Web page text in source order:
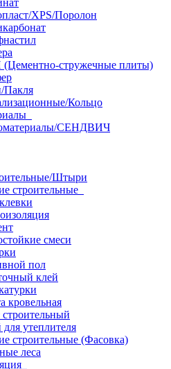
XPS/Поролон
стружечные плиты)
Пакля
Кольцо
СЕНДВИЧ
Штыри
строительные
смеси
пол
клей
кровельная
утеплителя
строительные (Фасовка)
леса